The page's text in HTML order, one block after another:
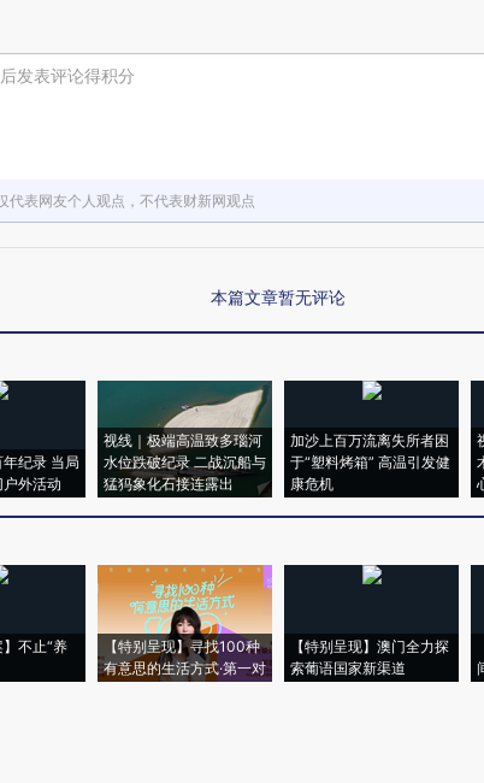
后发表评论得积分
代表网友个人观点，不代表财新网观点
本篇文章暂无评论
纪录 当局
外活动
视线｜极端高温致多瑙河
水位跌破纪录 二战沉船与
猛犸象化石接连露出
加沙上百万流离失所者困
于“塑料烤箱” 高温引发健
康危机
】不止“养
【特别呈现】寻找100种
有意思的生活方式·第一对
【特别呈现】澳门全力探
索葡语国家新渠道